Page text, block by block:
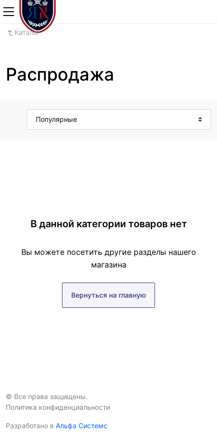
Каталог
Распродажа
В данной категории товаров нет
Вы можете посетить другие разделы нашего
магазина
Вернуться на главную
© Все права защищены.
Политика конфиденциальности
Разработано в Альфа Системс